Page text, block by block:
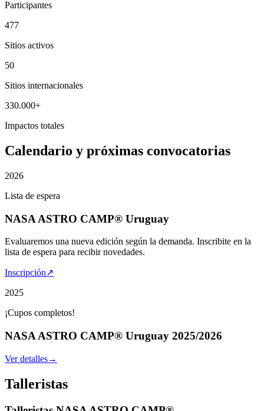
Participantes
477
Sitios activos
50
Sitios internacionales
330.000+
Impactos totales
Calendario y próximas convocatorias
2026
Lista de espera
NASA ASTRO CAMP® Uruguay
Evaluaremos una nueva edición según la demanda. Inscribite en la
lista de espera para recibir novedades.
Inscripción↗
2025
¡Cupos completos!
NASA ASTRO CAMP® Uruguay 2025/2026
Ver detalles→
Talleristas